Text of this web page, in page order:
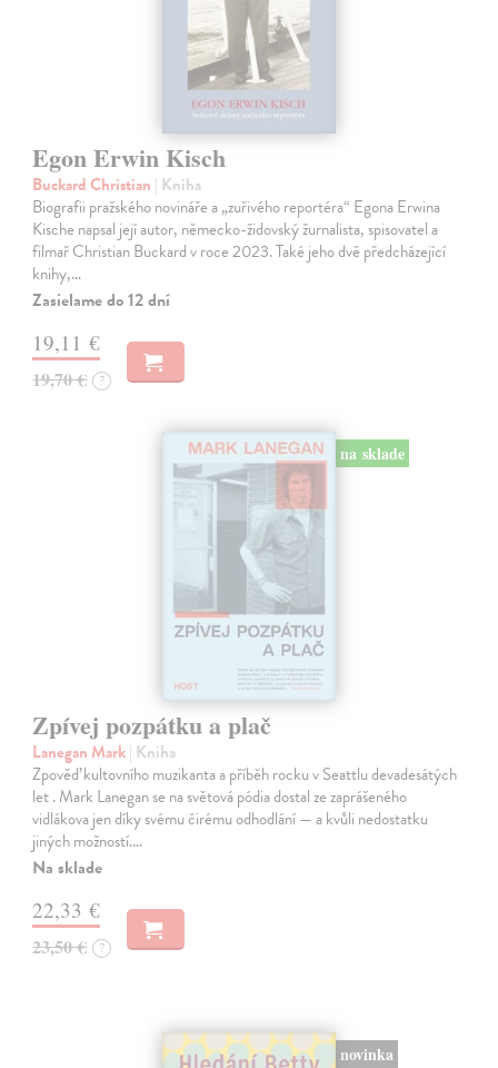
Egon Erwin Kisch
Buckard Christian | Kniha
Biografii pražského novináře a „zuřivého reportéra“ Egona Erwina
Kische napsal její autor, německo-židovský žurnalista, spisovatel a
filmař Christian Buckard v roce 2023. Také jeho dvě předcházející
knihy,…
Zasielame do 12 dní
19,11 €
19,70 € ?
na sklade
Zpívej pozpátku a plač
Lanegan Mark| Kniha
Zpověď kultovního muzikanta a příběh rocku v Seattlu devadesátých
let . Mark Lanegan se na světová pódia dostal ze zaprášeného
vidlákova jen díky svému čirému odhodlání — a kvůli nedostatku
jiných možností.…
Na sklade
22,33 €
23,50 € ?
novinka